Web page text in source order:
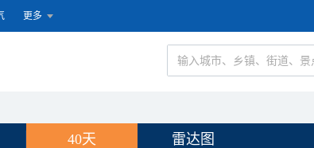
更多
40天 雷达图